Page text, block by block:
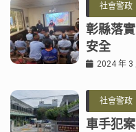
社會警政
彰縣落
安全
2024 年 3
社會警政
車手犯